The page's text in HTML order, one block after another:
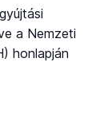
a Nemzeti
honlapján